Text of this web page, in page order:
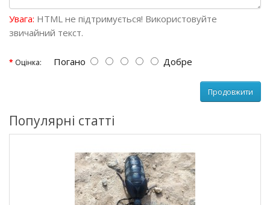
Увага: HTML не підтримується! Використовуйте
звичайний текст.
Оцінка: Погано Добре
Продовжити
Популярні статті